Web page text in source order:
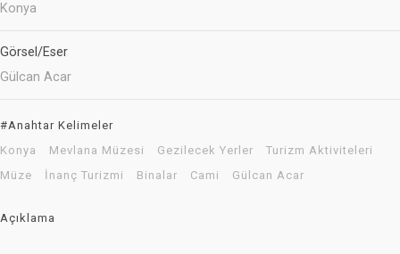
Konya
Görsel/Eser
Gülcan Acar
#Anahtar Kelimeler
Konya
Mevlana Müzesi Gezilecek Yerler
Turizm Aktiviteleri
Müze
İnanç Turizmi Binalar Cami Gülcan Acar
Açıklama